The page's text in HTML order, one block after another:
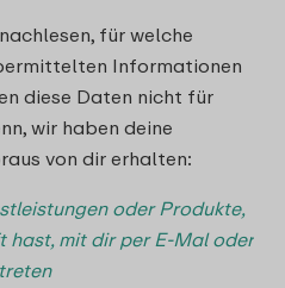
für welche
Informationen
diese Daten nicht für
wir haben deine
von dir erhalten:
oder Produkte,
hast, mit dir per E-Mal oder